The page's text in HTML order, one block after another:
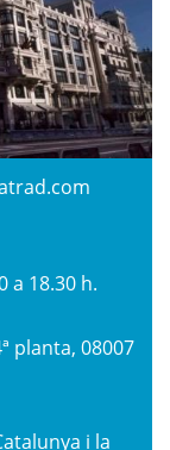
a 18.30 h.
planta, 08007
i la